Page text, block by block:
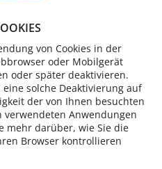
von Cookies in der
oder Mobilgerät
oder später deaktivieren.
solche Deaktivierung auf
der von Ihnen besuchten
verwendeten Anwendungen
mehr darüber, wie Sie die
Browser kontrollieren